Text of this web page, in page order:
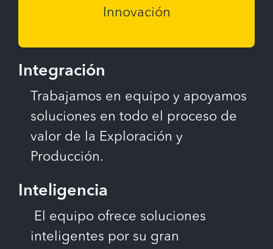
Innovación
Integración
Trabajamos en equipo y apoyamos
soluciones en todo el proceso de
valor de la Exploración y
Producción.
Inteligencia
El equipo ofrece soluciones
inteligentes por su gran